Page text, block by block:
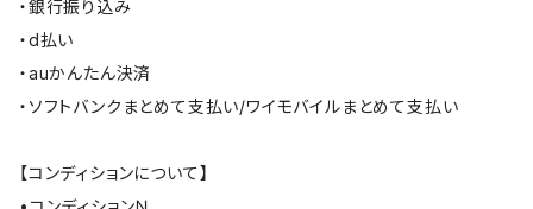
・銀行振り込み
・d払い
・auかんたん決済
・ソフトバンクまとめて支払い/ワイモバイルまとめて支払い
【コンディションについて】